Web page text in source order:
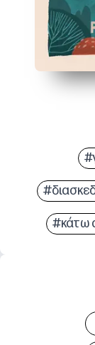
#κάτω